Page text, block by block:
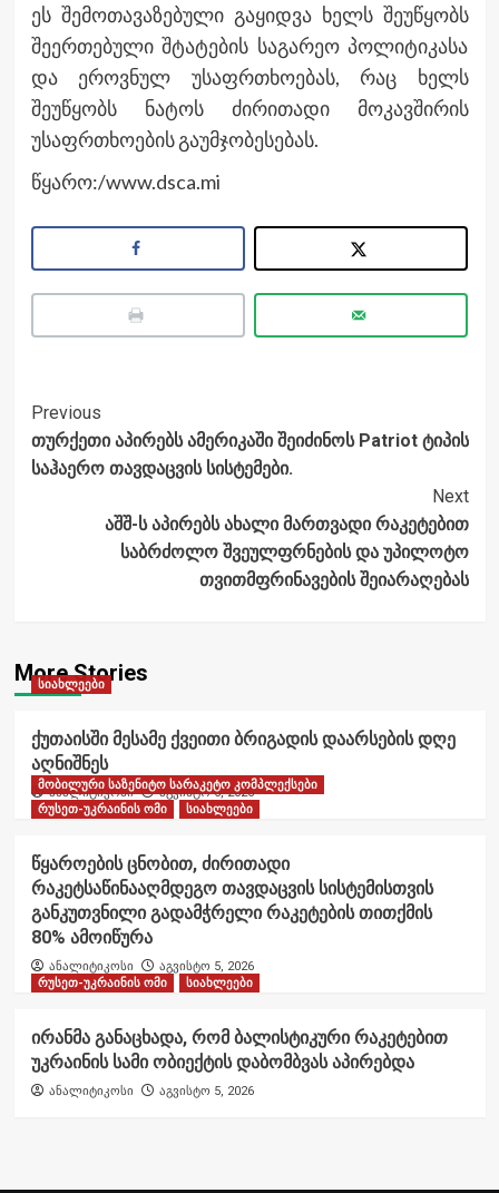
ეს შემოთავაზებული გაყიდვა ხელს შეუწყობს
შეერთებული შტატების საგარეო პოლიტიკასა
და ეროვნულ უსაფრთხოებას, რაც ხელს
შეუწყობს ნატოს ძირითადი მოკავშირის
უსაფრთხოების გაუმჯობესებას.
წყარო:/www.dsca.mi
Post
Navigation
Previous
თურქეთი აპირებს ამერიკაში შეიძინოს Patriot ტიპის
საჰაერო თავდაცვის სისტემები.
Next
აშშ-ს აპირებს ახალი მართვადი რაკეტებით
საბრძოლო შვეულფრნების და უპილოტო
თვითმფრინავების შეიარაღებას
More Stories
სიახლეები
ქუთაისში მესამე ქვეითი ბრიგადის დაარსების დღე
აღნიშნეს
ანალიტიკოსი აგვისტო 6, 2026
მობილური საზენიტო სარაკეტო კომპლექსები
რუსეთ-უკრაინის ომი
სიახლეები
წყაროების ცნობით, ძირითადი
რაკეტსაწინააღმდეგო თავდაცვის სისტემისთვის
განკუთვნილი გადამჭრელი რაკეტების თითქმის
80% ამოიწურა
ანალიტიკოსი
აგვისტო 5, 2026
რუსეთ-უკრაინის ომი
სიახლეები
ირანმა განაცხადა, რომ ბალისტიკური რაკეტებით
უკრაინის სამი ობიექტის დაბომბვას აპირებდა
ანალიტიკოსი აგვისტო 5, 2026